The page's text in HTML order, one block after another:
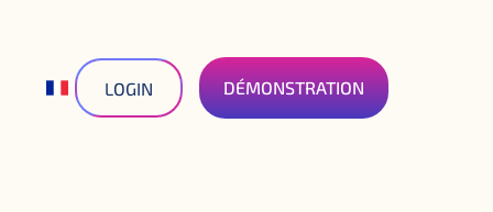
LOGIN DÉMONSTRATION